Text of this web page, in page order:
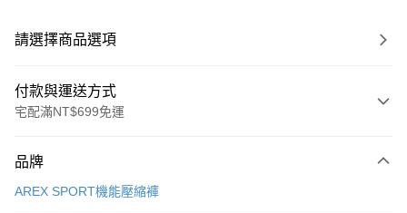
請選擇商品選項
付款與運送方式
宅配滿NT$699免運
信用卡一次付款
品牌
AREX SPORT機能壓縮褲